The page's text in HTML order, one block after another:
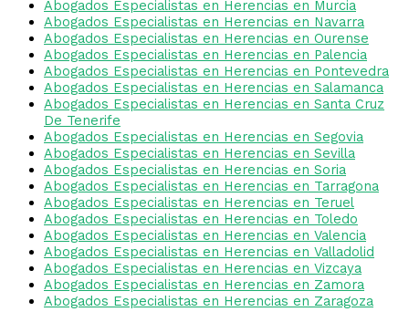
Abogados Especialistas en Herencias en Murcia
Abogados Especialistas en Herencias en Navarra
Abogados Especialistas en Herencias en Ourense
Abogados Especialistas en Herencias en Palencia
Abogados Especialistas en Herencias en Pontevedra
Abogados Especialistas en Herencias en Salamanca
Abogados Especialistas en Herencias en Santa Cruz
De Tenerife
Abogados Especialistas en Herencias en Segovia
Abogados Especialistas en Herencias en Sevilla
Abogados Especialistas en Herencias en Soria
Abogados Especialistas en Herencias en Tarragona
Abogados Especialistas en Herencias en Teruel
Abogados Especialistas en Herencias en Toledo
Abogados Especialistas en Herencias en Valencia
Abogados Especialistas en Herencias en Valladolid
Abogados Especialistas en Herencias en Vizcaya
Abogados Especialistas en Herencias en Zamora
Abogados Especialistas en Herencias en Zaragoza